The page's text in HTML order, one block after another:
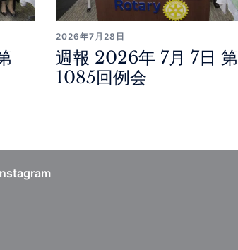
2026年7月28日
週報 2026年 7月 7日 第
1085回例会